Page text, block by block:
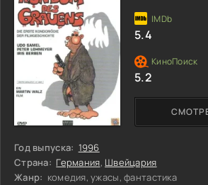
Год выпуска: 1996
Страна: Германия, Швейцария
Жанр: комедия, ужасы, фантастика
5.4
5.2